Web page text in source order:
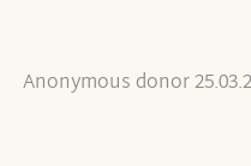
Anonymous donor